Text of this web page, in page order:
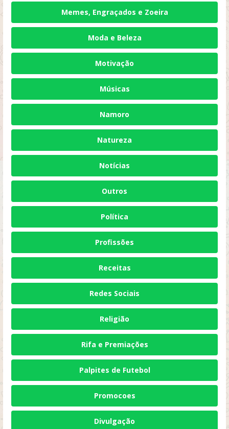
Memes, Engraçados e Zoeira
Moda e Beleza
Motivação
Músicas
Namoro
Natureza
Notícias
Outros
Política
Profissões
Receitas
Redes Sociais
Religião
Rifa e Premiações
Palpites de Futebol
Promocoes
Divulgação